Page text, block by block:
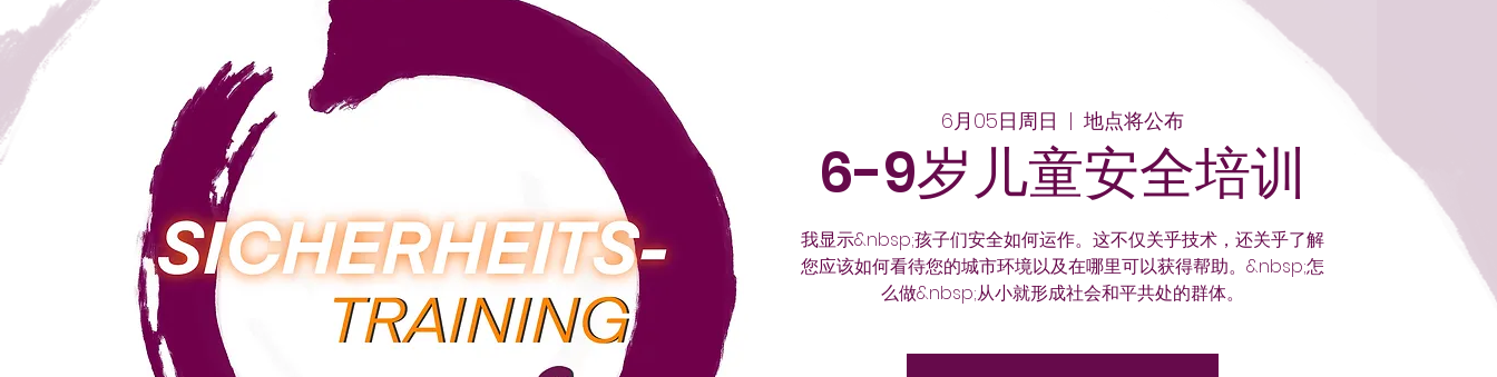
6月05日周日
  |
地点将公布
6-9岁儿童安全培训
我显示&nbsp;孩子们安全如何运作。这不仅关乎技术，还关乎了解
您应该如何看待您的城市环境以及在哪里可以获得帮助。&nbsp;怎
么做&nbsp;从小就形成社会和平共处的群体。